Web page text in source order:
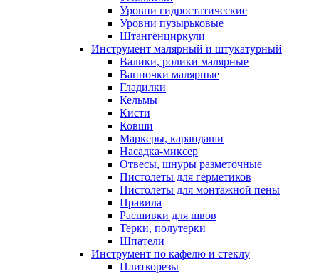
Уровни гидростатические
Уровни пузырьковые
Штангенциркули
Инструмент малярный и штукатурный
Валики, ролики малярные
Ванночки малярные
Гладилки
Кельмы
Кисти
Ковши
Маркеры, карандаши
Насадка-миксер
Отвесы, шнуры разметочные
Пистолеты для герметиков
Пистолеты для монтажной пены
Правила
Расшивки для швов
Терки, полутерки
Шпатели
Инструмент по кафелю и стеклу
Плиткорезы